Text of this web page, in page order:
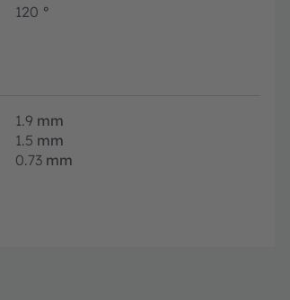
120 °
1.9 mm
1.5 mm
0.73 mm